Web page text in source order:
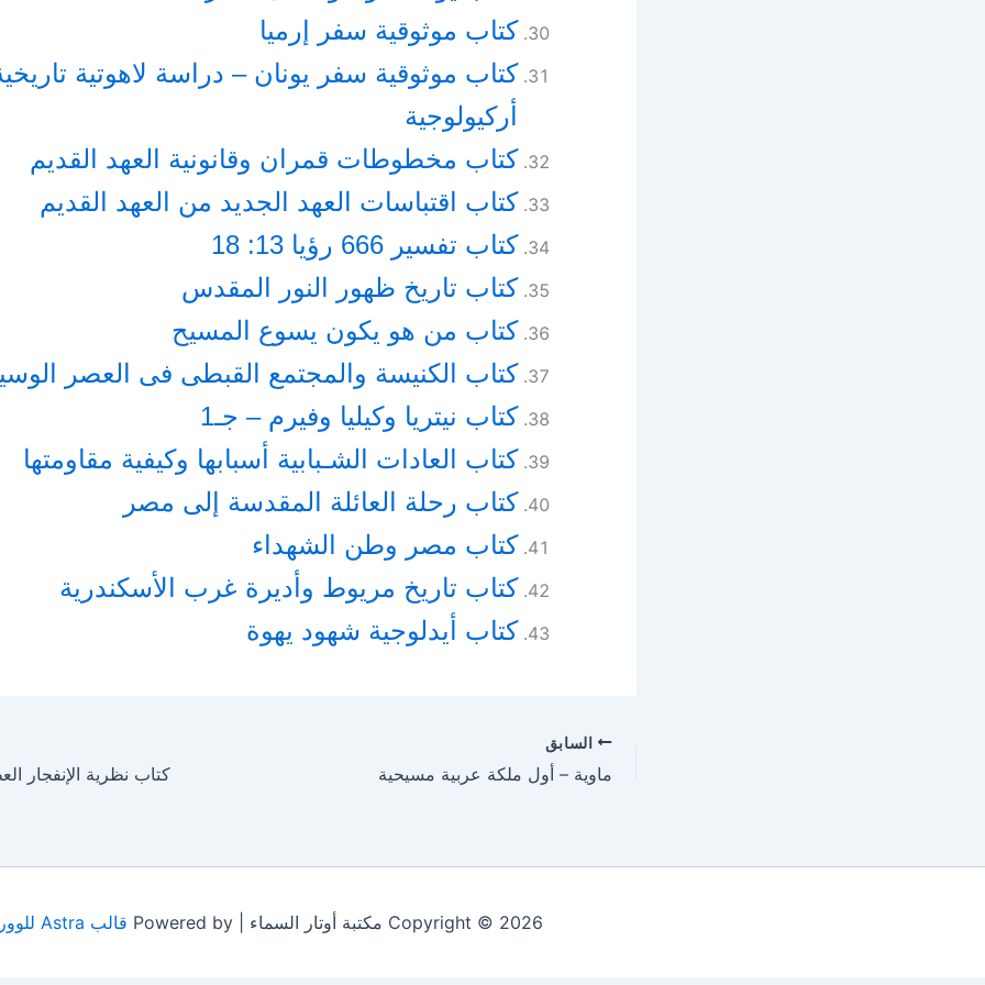
كتاب موثوقية سفر إرميا
كتاب موثوقية سفر يونان – دراسة لاهوتية
أركيولوجية
كتاب مخطوطات قمران وقانونية العهد القديم
كتاب اقتباسات العهد الجديد من العهد القديم
كتاب تفسير 666 رؤيا 13: 18
كتاب تاريخ ظهور النور المقدس
كتاب من هو يكون يسوع المسيح
كتاب الكنيسة والمجتمع القبطى فى العصر
كتاب نيتريا وكيليا وفيرم – جـ1
كتاب العادات الشـبابية أسبابها وكيفية مقاومتها
كتاب رحلة العائلة المقدسة إلى مصر
كتاب مصر وطن الشهداء
كتاب تاريخ مريوط وأديرة غرب الأسكندرية
كتاب أيدلوجية شهود يهوة
السابق
ماوية – أول ملكة عربية مسيحية
Copyright © 2026 مكتبة أوتار السماء | Powered by قالب Astra للووردبريس